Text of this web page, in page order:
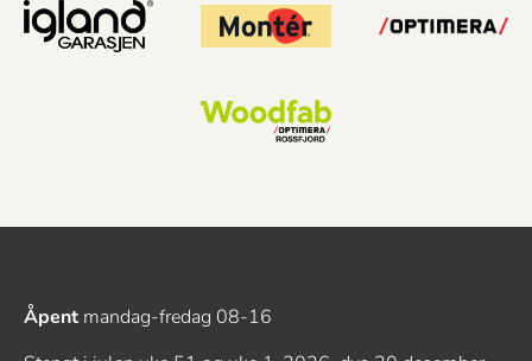
Åpentmandag-fredag 08-16